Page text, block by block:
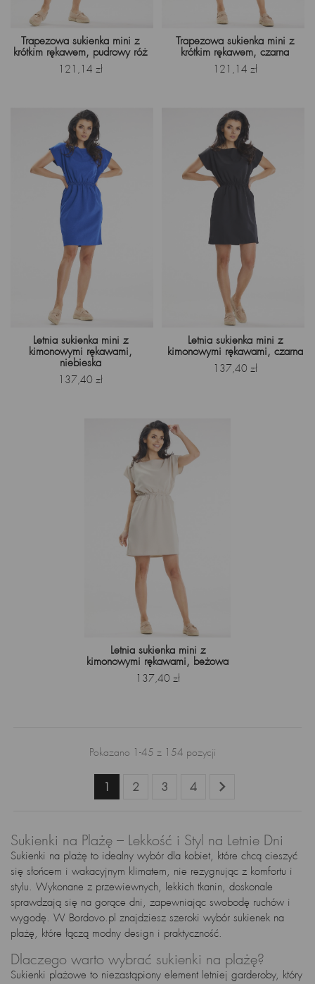
Trapezowa sukienka mini z
krótkim rękawem, pudrowy róż
Cena
121,14 zł
Trapezowa sukienka mini z
krótkim rękawem, czarna
Cena
121,14 zł
Letnia sukienka mini z
kimonowymi rękawami,
niebieska
Cena
137,40 zł
Letnia sukienka mini z
kimonowymi rękawami, czarna
Cena
137,40 zł
Letnia sukienka mini z
kimonowymi rękawami, beżowa
Cena
137,40 zł
Pokazano 1-45 z 154 pozycji
2 3 4 
Sukienki na Plażę – Lekkość i Styl na Letnie Dni
Sukienki na plażę to idealny wybór dla kobiet, które chcą cieszyć
się słońcem i wakacyjnym klimatem, nie rezygnując z komfortu i
stylu. Wykonane z przewiewnych, lekkich tkanin, doskonale
sprawdzają się na gorące dni, zapewniając swobodę ruchów i
wygodę. W Bordovo.pl znajdziesz szeroki wybór sukienek na
plażę, które łączą modny design i praktyczność.
Dlaczego warto wybrać sukienki na plażę?
Sukienki plażowe to niezastąpiony element letniej garderoby, który